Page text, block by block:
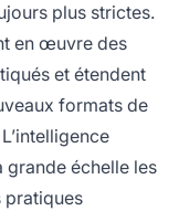
plus strictes.
en œuvre des
et étendent
formats de
échelle les
pratiques